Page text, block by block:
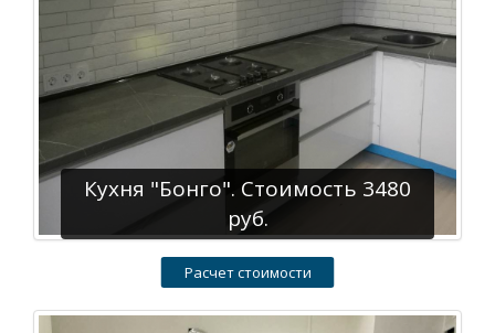
Кухня "Бонго". Стоимость 3480
руб.
Расчет стоимости